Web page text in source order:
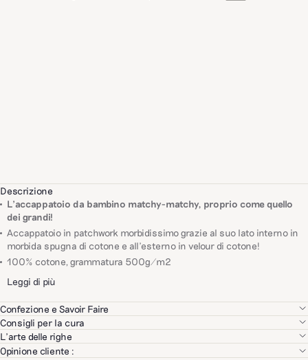
Descrizione
L’accappatoio da bambino matchy-matchy, proprio come quello
dei grandi!
Accappatoio in patchwork morbidissimo grazie al suo lato interno in
morbida spugna di cotone e all’esterno in velour di cotone!
100% cotone, grammatura 500g/m2
Leggi di più
Confezione e Savoir Faire
Selezioniamo con rigore ciascuno dei nostri partner in base al loro
know-how, alla qualità dei loro prodotti e a criteri ambientali e sociali.
Il nostro obiettivo: garantirti il miglior know-how al miglior prezzo.
Consigli per la cura
Lavare a 40°C, evitando l'ammorbidente.
Non lavare con indumenti dotati di cerniere o ganci.
L’arte delle righe
Da Bonsoirs la riga è una vera firma. Classica ma mai banale, si
Opinione cliente :